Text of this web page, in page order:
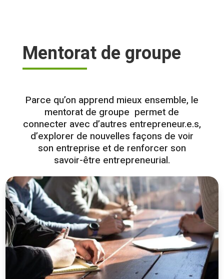
Mentorat de groupe
Parce qu’on apprend mieux ensemble, le
mentorat de groupe permet de
connecter avec d’autres entrepreneur.e.s,
d’explorer de nouvelles façons de voir
son entreprise et de renforcer son
savoir-être entrepreneurial.